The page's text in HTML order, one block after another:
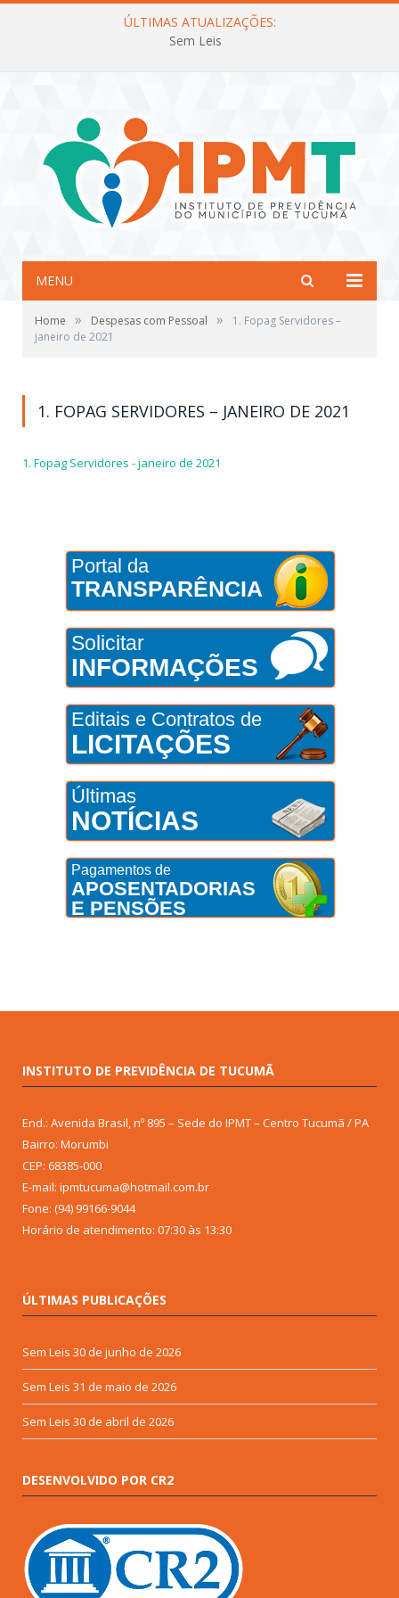
ÚLTIMAS ATUALIZAÇÕES:
Sem Leis
MENU
Home » Despesas com Pessoal »
1. Fopag Servidores –
janeiro de 2021
1. FOPAG SERVIDORES – JANEIRO DE 2021
1. Fopag Servidores - janeiro de 2021
Portal da
TRANSPARÊNCIA
Solicitar
INFORMAÇÕES
Editais e Contratos de
LICITAÇÕES
Últimas
NOTÍCIAS
Pagamentos de
APOSENTADORIAS
E PENSÕES
INSTITUTO DE PREVIDÊNCIA DE TUCUMÃ
End.: Avenida Brasil, nº 895 – Sede do IPMT – Centro Tucumã / PA
Bairro: Morumbi
CEP: 68385-000
E-mail: ipmtucuma@hotmail.com.br
Fone: (94) 99166-9044
Horário de atendimento: 07:30 às 13:30
ÚLTIMAS PUBLICAÇÕES
Sem Leis 30 de junho de 2026
Sem Leis 31 de maio de 2026
Sem Leis 30 de abril de 2026
DESENVOLVIDO POR CR2